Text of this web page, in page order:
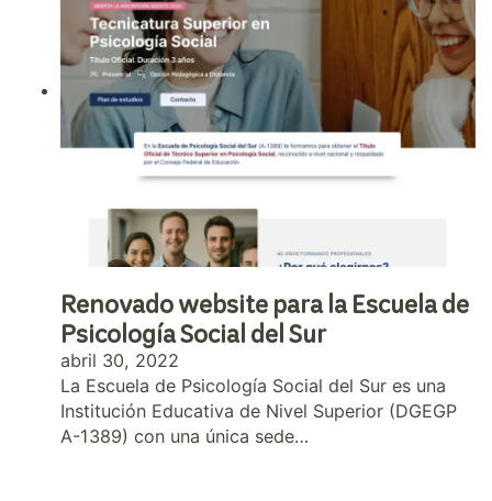
Renovado website para la Escuela de
Psicología Social del Sur
abril 30, 2022
La Escuela de Psicología Social del Sur es una
Institución Educativa de Nivel Superior (DGEGP
A-1389) con una única sede…